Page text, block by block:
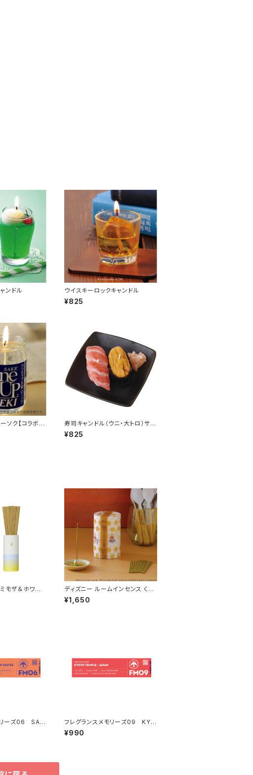
ンドル ウイスキーロックキャンドル
¥825
ソク【コラボ商
寿司キャンドル（ウニ・大トロ）サビ
入
¥825
ザ＆ホワイト
ディズニー ルームインセンス くま
のプーさん
¥1,650
リーズ06 SAN
フレグランスメモリーズ09 KYO
TO TEMPLE
¥990